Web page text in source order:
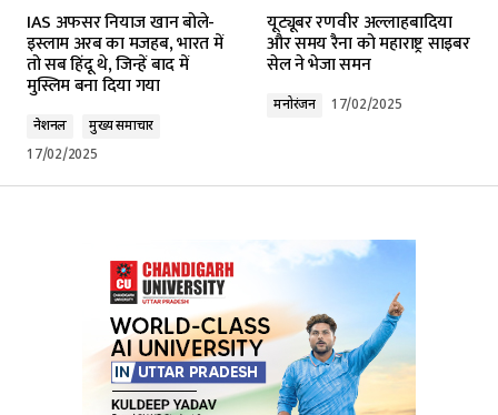
IAS अफसर नियाज खान बोले-
इस्लाम अरब का मजहब, भारत में
तो सब हिंदू थे, जिन्हें बाद में
मुस्लिम बना दिया गया
नेशनल
मुख्य समाचार
17/02/2025
यूट्यूबर रणवीर अल्लाहबादिया
और समय रैना को महाराष्ट्र साइबर
सेल ने भेजा समन
मनोरंजन 17/02/2025